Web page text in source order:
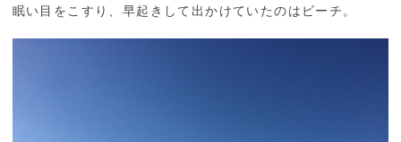
眠い目をこすり、早起きして出かけていたのはビーチ。